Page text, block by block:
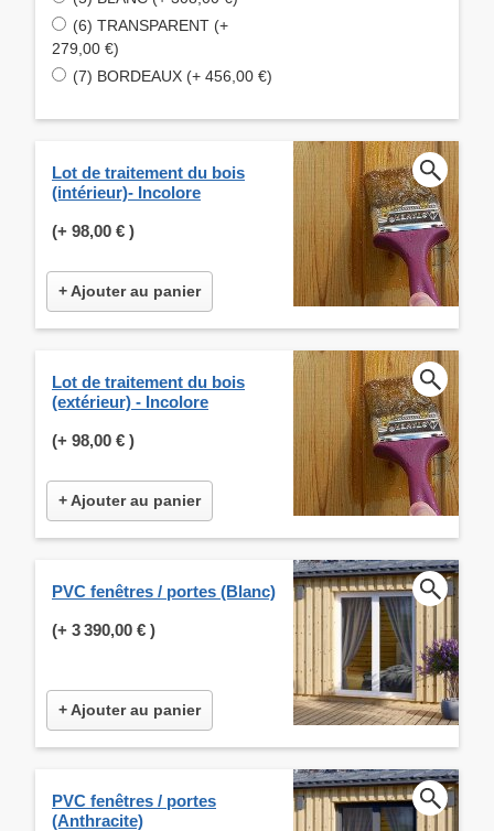
(6) TRANSPARENT (+
279,00 €)
(7) BORDEAUX (+ 456,00 €)
Lot de traitement du bois
(intérieur)- Incolore
(+ 98,00 € )
+ Ajouter au panier
Lot de traitement du bois
(extérieur) - Incolore
(+ 98,00 € )
+ Ajouter au panier
PVC fenêtres / portes (Blanc)
(+ 3 390,00 € )
+ Ajouter au panier
PVC fenêtres / portes
(Anthracite)